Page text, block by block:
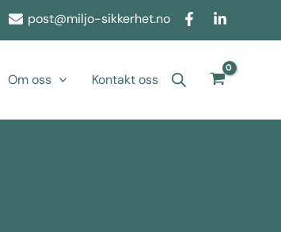
post@miljo-sikkerhet.no
Om oss Kontakt oss